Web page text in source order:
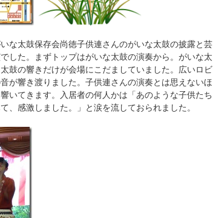
な太鼓保存会尚徳子供連さんのがいな太鼓の披露と芸
した。まずトップはがいな太鼓の演奏から。がいな太
鼓の響きだけが会場にこだましていました。広いロビ
が響き渡りました。子供連さんの演奏とは思えないほ
いてきます。入居者の何人かは「あのような子供たち
、感激しました。」と涙を流しておられました。